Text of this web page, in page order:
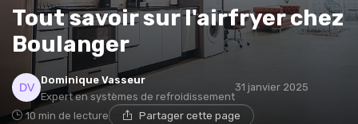
Tout savoir sur l'airfryer chez
Boulanger
Dominique Vasseur
Expert en systèmes de refroidissement
31 janvier 2025
10 min de lecture Partager cette page
→ Je m'abonne
* En m'inscrivant, j'accepte de recevoir la newsletter
d'Appareils Ménagers et les offres de ses partenaires.